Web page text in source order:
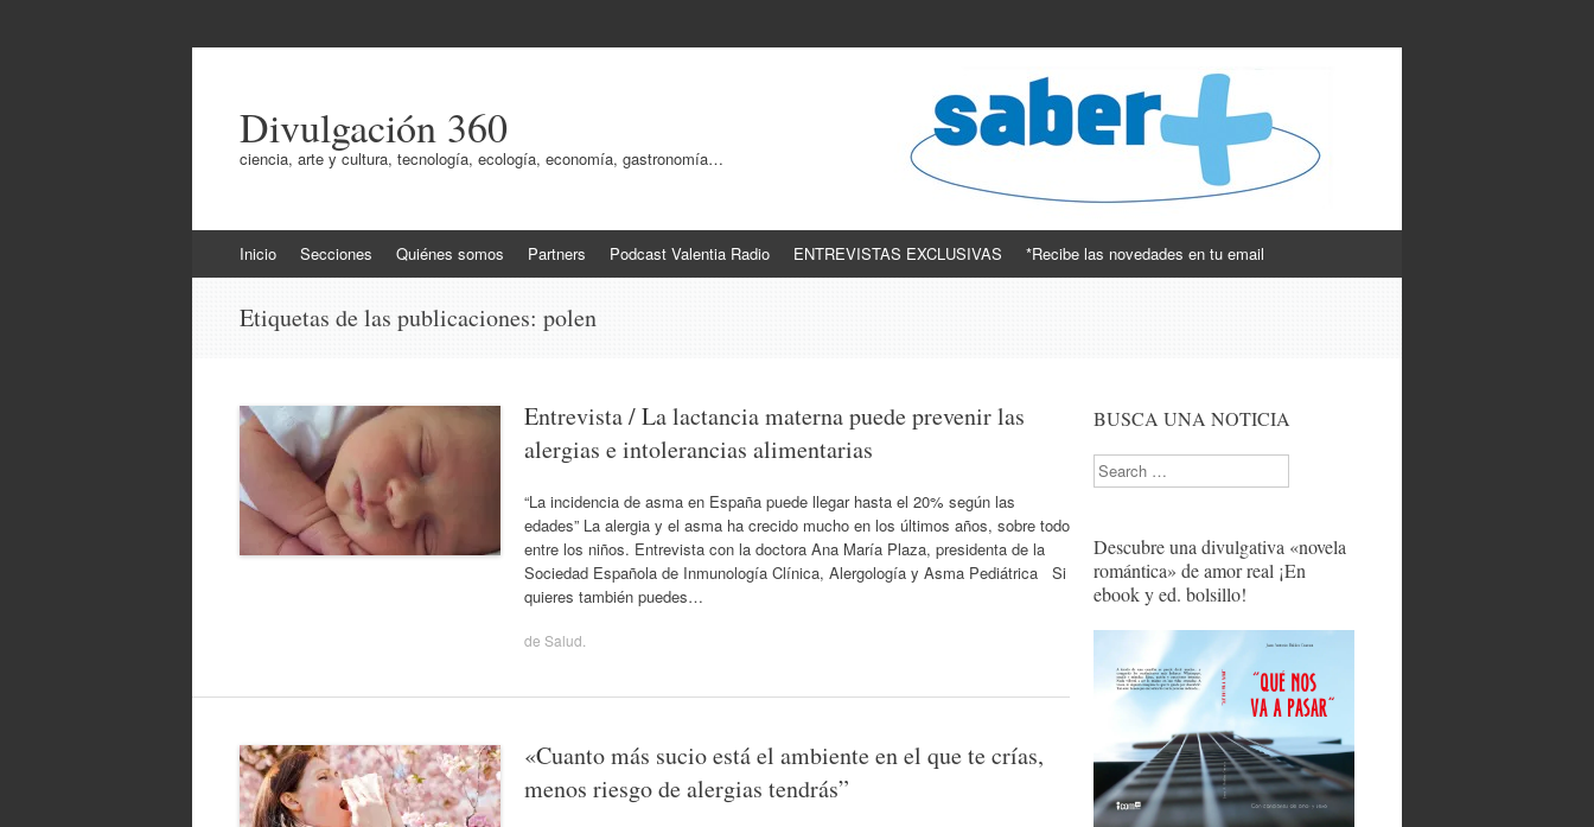
Divulgación 360
ciencia, arte y cultura, tecnología, ecología, economía, gastronomía…
al
Inicio Secciones Quiénes somos Partners Podcast Valentia Radio ENTREVISTAS EXCLUSIVAS *Recibe las novedades en tu email
Etiquetas de las publicaciones: polen
Entrevista / La lactancia materna puede prevenir las
alergias e intolerancias alimentarias
“La incidencia de asma en España puede llegar hasta el 20% según las
edades” La alergia y el asma ha crecido mucho en los últimos años, sobre todo
entre los niños. Entrevista con la doctora Ana María Plaza, presidenta de la
Sociedad Española de Inmunología Clínica, Alergología y Asma Pediátrica Si
quieres también puedes…
de Salud
«Cuanto más sucio está el ambiente en el que te crías,
menos riesgo de alergias tendrás”
BUSCA UNA NOTICIA
Search
Descubre una divulgativa «novela
romántica» de amor real ¡En
ebook y ed. bolsillo!